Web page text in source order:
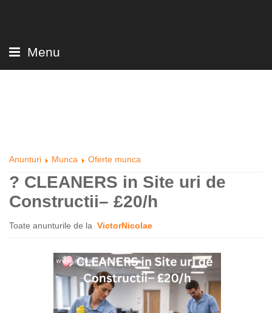
Menu
Anunturi Munca Oferte munca
? CLEANERS in Site uri de
Constructii– £20/h
Toate anunturile de la VictorNicolae